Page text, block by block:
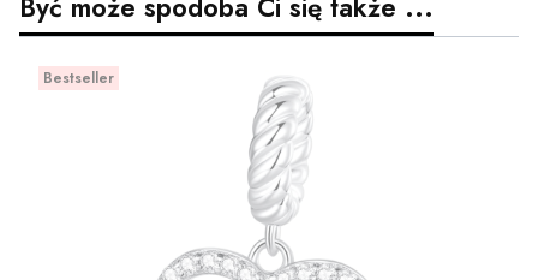
Bestseller